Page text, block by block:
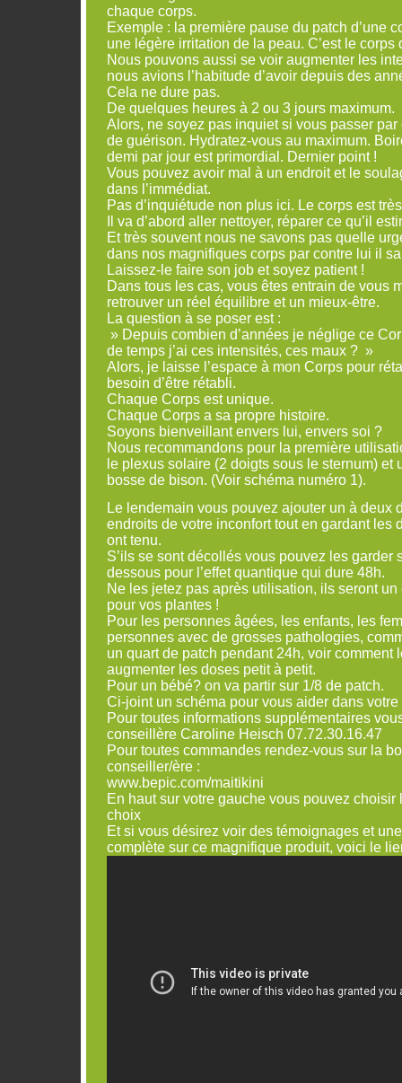
chaque corps.
Exemple : la première pause du patch d’une
une légère irritation de la peau. C’est le corps
Nous pouvons aussi se voir augmenter les
nous avions l’habitude d’avoir depuis des
Cela ne dure pas.
De quelques heures à 2 ou 3 jours maximum.
Alors, ne soyez pas inquiet si vous passer
de guérison. Hydratez-vous au maximum.
demi par jour est primordial. Dernier point !
Vous pouvez avoir mal à un endroit et le
dans l’immédiat.
Pas d’inquiétude non plus ici. Le corps est
Il va d’abord aller nettoyer, réparer ce qu’il
Et très souvent nous ne savons pas quelle
dans nos magnifiques corps par contre lui il
Laissez-le faire son job et soyez patient !
Dans tous les cas, vous êtes entrain de vous
retrouver un réel équilibre et un mieux-être.
La question à se poser est :
» Depuis combien d’années je néglige ce
de temps j’ai ces intensités, ces maux ? »
Alors, je laisse l’espace à mon Corps pour
besoin d’être rétabli.
Chaque Corps est unique.
Chaque Corps a sa propre histoire.
Soyons bienveillant envers lui, envers soi ?
Nous recommandons pour la première
le plexus solaire (2 doigts sous le sternum) et
bosse de bison. (Voir schéma numéro 1).
Le lendemain vous pouvez ajouter un à deux
endroits de votre inconfort tout en gardant les
ont tenu.
S’ils se sont décollés vous pouvez les garder
dessous pour l’effet quantique qui dure 48h.
Ne les jetez pas après utilisation, ils seront
pour vos plantes !
Pour les personnes âgées, les enfants, les
personnes avec de grosses pathologies,
un quart de patch pendant 24h, voir comment
augmenter les doses petit à petit.
Pour un bébé? on va partir sur 1/8 de patch.
Ci-joint un schéma pour vous aider dans
Pour toutes informations supplémentaires
conseillère Caroline Heisch 07.72.30.16.47
Pour toutes commandes rendez-vous sur la
conseiller/ère :
www.bepic.com/maitikini
En haut sur votre gauche vous pouvez choisir
choix
Et si vous désirez voir des témoignages et
complète sur ce magnifique produit, voici le